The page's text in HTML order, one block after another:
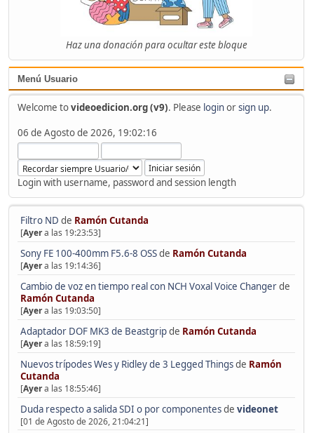
Haz una donación para ocultar este bloque
Menú Usuario
Welcome tovideoedicion.org (v9). Please loginorsign up.
06 de Agosto de 2026, 19:02:16
Login with username, password and session length
Filtro ND de Ramón Cutanda
[Ayera las 19:23:53]
Sony FE 100-400mm F5.6-8 OSSde Ramón Cutanda
[Ayera las 19:14:36]
Cambio de voz en tiempo real con NCH Voxal Voice Changerde
Ramón Cutanda
[Ayera las 19:03:50]
Adaptador DOF MK3 de Beastgripde Ramón Cutanda
[Ayera las 18:59:19]
Nuevos trípodes Wes y Ridley de 3 Legged Thingsde Ramón
Cutanda
[Ayera las 18:55:46]
Duda respecto a salida SDI o por componentesde videonet
[01 de Agosto de 2026, 21:04:21]